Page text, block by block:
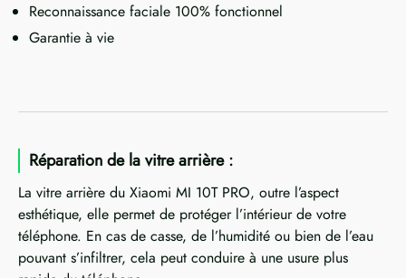
Reconnaissance faciale 100% fonctionnel
Garantie à vie
Réparation de la vitre arrière :
La vitre arrière du Xiaomi MI 10T PRO, outre l’aspect
esthétique, elle permet de protéger l’intérieur de votre
téléphone. En cas de casse, de l’humidité ou bien de l’eau
pouvant s’infiltrer, cela peut conduire à une usure plus